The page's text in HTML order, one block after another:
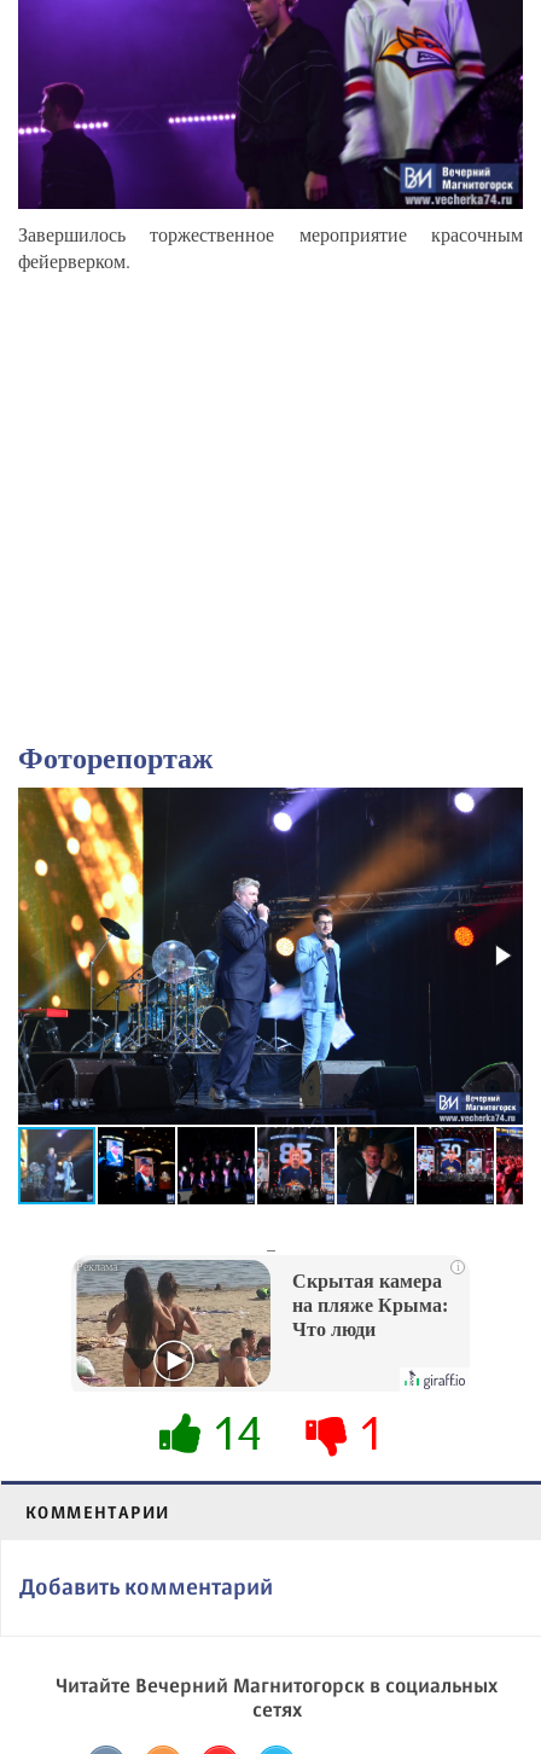
Завершилось торжественное мероприятие красочным
фейерверком.
Фоторепортаж
i
Скрытая камера
на пляже Крыма:
Что люди
их не видят...
14 1
КОММЕНТАРИИ
Добавить комментарий
Читайте Вечерний Магнитогорск в социальных
сетях